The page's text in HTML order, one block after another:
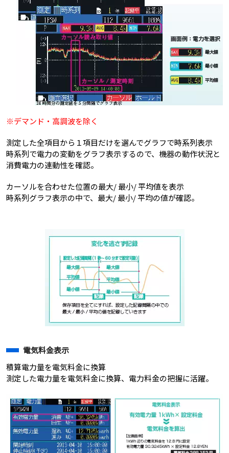
※デマンド・高調波を除く
測定した全項目から１項目だけを選んでグラフで時系列表示
時系列で電力の変動をグラフ表示するので、機器の動作状況と
消費電力の連動性を確認。
カーソルを合わせた位置の最大/ 最小/ 平均値を表示
時系列グラフ表示の中で、最大/ 最小/ 平均の値が確認。
電気料金表示
積算電力量を電気料金に換算
測定した電力量を電気料金に換算、電力料金の把握に活躍。